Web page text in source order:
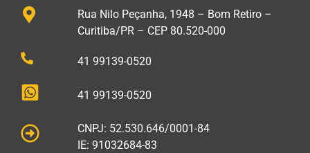
Rua Nilo Peçanha, 1948 – Bom Retiro –
Curitiba/PR – CEP 80.520-000
41 99139-0520
41 99139-0520
CNPJ: 52.530.646/0001-84
IE: 91032684-83